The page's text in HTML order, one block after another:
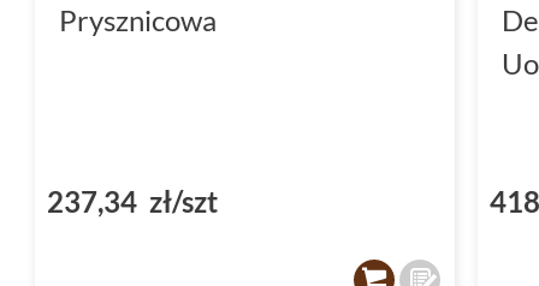
Prysznicowa
237,34 zł/szt